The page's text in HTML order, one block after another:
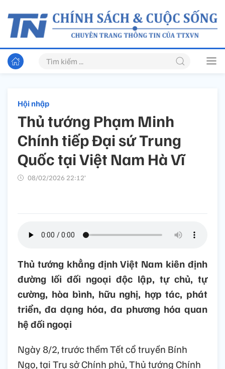
Hội nhập
Thủ tướng Phạm Minh
Chính tiếp Đại sứ Trung
Quốc tại Việt Nam Hà Vĩ
08/02/2026 22:12’
Thủ tướng khẳng định Việt Nam kiên định
đường lối đối ngoại độc lập, tự chủ, tự
cường, hòa bình, hữu nghị, hợp tác, phát
triển, đa dạng hóa, đa phương hóa quan
hệ đối ngoại
Ngày 8/2, trước thềm Tết cổ truyền Bính
Ngọ, tại Trụ sở Chính phủ, Thủ tướng Chính